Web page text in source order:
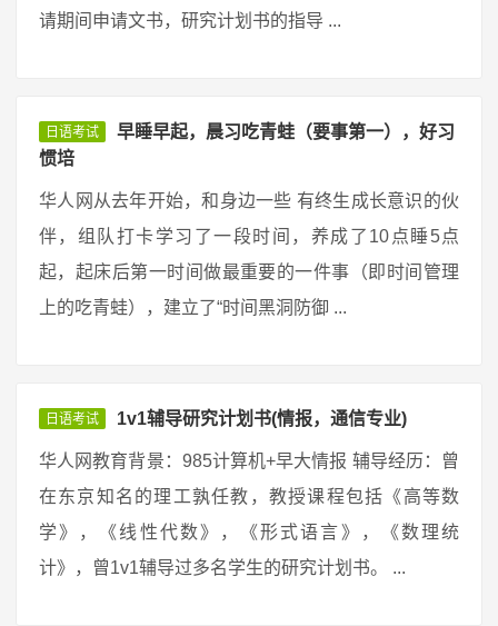
请期间申请文书，研究计划书的指导 ...
日语考试
早睡早起，晨习吃青蛙（要事第一），好习
惯培
华人网从去年开始，和身边一些 有终生成长意识的伙
伴，组队打卡学习了一段时间，养成了10点睡5点
起，起床后第一时间做最重要的一件事（即时间管理
上的吃青蛙），建立了“时间黑洞防御 ...
日语考试 1v1辅导研究计划书(情报，通信专业)
华人网教育背景：985计算机+早大情报 辅导经历：曾
在东京知名的理工孰任教，教授课程包括《高等数
学》，《线性代数》，《形式语言》，《数理统
计》，曾1v1辅导过多名学生的研究计划书。 ...